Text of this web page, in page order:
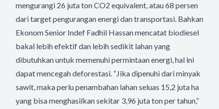
mengurangi 26 juta ton CO2 equivalent, atau 68 persen
dari target pengurangan energi dan transportasi. Bahkan
Ekonom Senior Indef Fadhil Hassan mencatat biodiesel
bakal lebih efektif dan lebih sedikit lahan yang
dibutuhkan untuk memenuhi permintaan energi, hal ini
dapat mencegah deforestasi. “Jika dipenuhi dari minyak
sawit, maka perlu penambahan lahan seluas 15,2 juta ha
yang bisa menghasilkan sekitar 3,96 juta ton per tahun,”